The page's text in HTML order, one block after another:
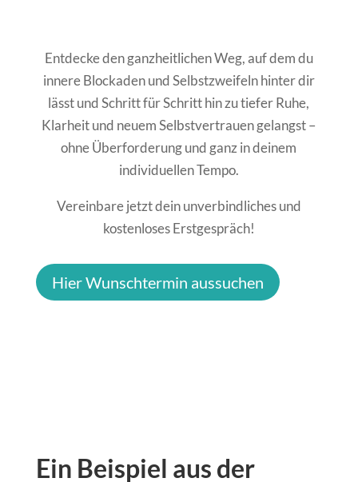
Entdecke den ganzheitlichen Weg, auf dem du
innere Blockaden und Selbstzweifeln hinter dir
lässt und Schritt für Schritt hin zu tiefer Ruhe,
Klarheit und neuem Selbstvertrauen gelangst –
ohne Überforderung und ganz in deinem
individuellen Tempo.
Vereinbare jetzt dein unverbindliches und
kostenloses Erstgespräch!
Hier Wunschtermin aussuchen
Ein Beispiel aus der